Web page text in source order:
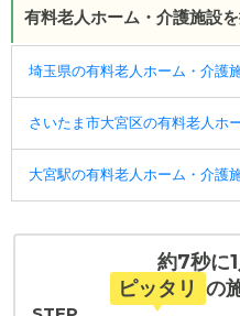
有料老人ホーム・介護施設
埼玉県の有料老人ホーム・介護施
さいたま市大宮区の有料老人ホ
大宮駅の有料老人ホーム・介護
約7秒に
ピッタリ の